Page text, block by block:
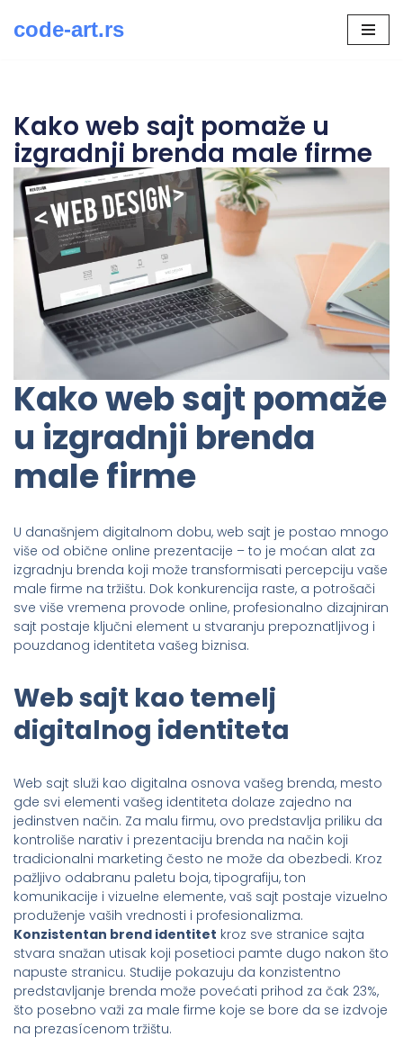
code-art.rs
Kako web sajt pomaže u
izgradnji brenda male firme
Kako web sajt pomaže
u izgradnji brenda
male firme
U današnjem digitalnom dobu, web sajt je postao mnogo
više od obične online prezentacije – to je moćan alat za
izgradnju brenda koji može transformisati percepciju vaše
male firme na tržištu. Dok konkurencija raste, a potrošači
sve više vremena provode online, profesionalno dizajniran
sajt postaje ključni element u stvaranju prepoznatljivog i
pouzdanog identiteta vašeg biznisa.
Web sajt kao temelj
digitalnog identiteta
Web sajt služi kao digitalna osnova vašeg brenda, mesto
gde svi elementi vašeg identiteta dolaze zajedno na
jedinstven način. Za malu firmu, ovo predstavlja priliku da
kontroliše narativ i prezentaciju brenda na način koji
tradicionalni marketing često ne može da obezbedi. Kroz
pažljivo odabranu paletu boja, tipografiju, ton
komunikacije i vizuelne elemente, vaš sajt postaje vizuelno
produženje vaših vrednosti i profesionalizma.
Konzistentan brend identitet kroz sve stranice sajta
stvara snažan utisak koji posetioci pamte dugo nakon što
napuste stranicu. Studije pokazuju da konzistentno
predstavljanje brenda može povećati prihod za čak 23%,
što posebno važi za male firme koje se bore da se izdvoje
na prezasícenom tržištu.